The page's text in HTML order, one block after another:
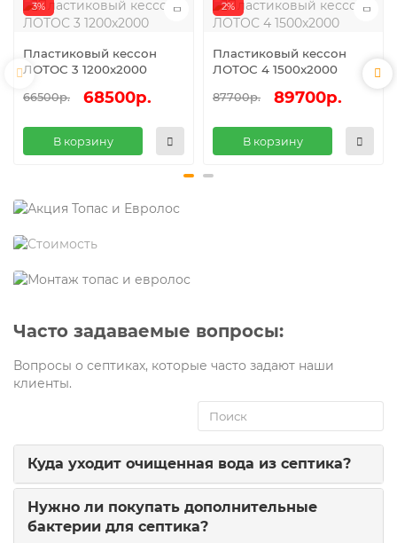
3%
Пластиковый кессон
ЛОТОС 3 1200x2000
66500р. 68500р.
В корзину
2%
Пластиковый кессон
ЛОТОС 4 1500x2000
87700р. 89700р.
В корзину
Часто задаваемые вопросы:
Вопросы о септиках, которые часто задают наши
клиенты.
Куда уходит очищенная вода из септика?
Нужно ли покупать дополнительные
бактерии для септика?